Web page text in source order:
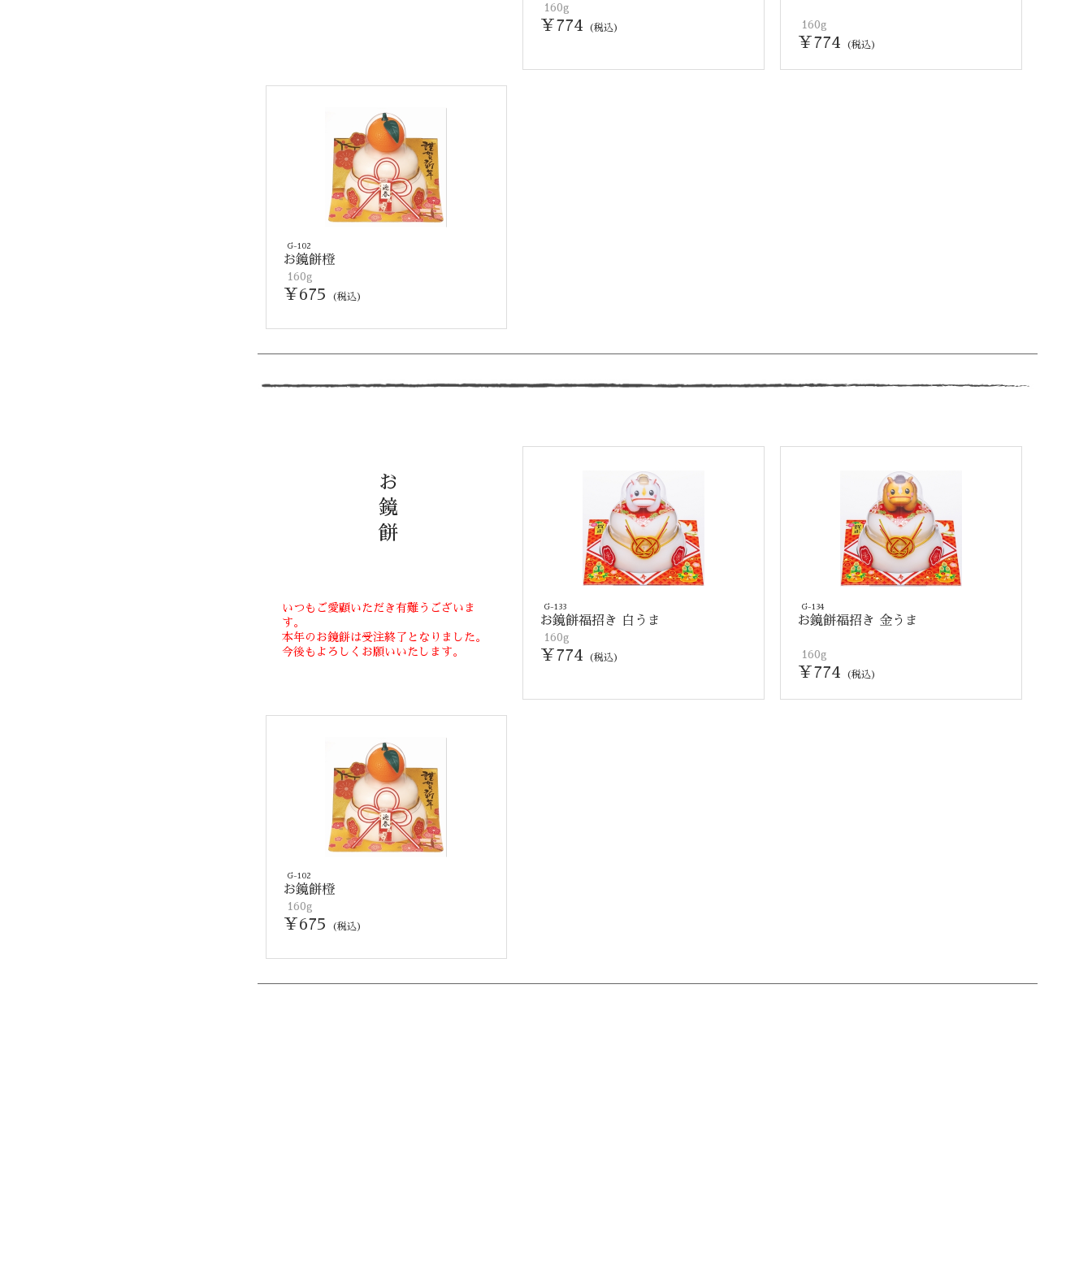
160g
￥774 (税込) 160g
￥774 (税込)
G-102
お鏡餅橙
160g
￥675 (税込)
お
鏡
餅
いつもご愛顧いただき有難うございま
す。
本年のお鏡餅は受注終了となりました。
今後もよろしくお願いいたします。
G-133
お鏡餅福招き 白うま
160g
￥774 (税込)
G-134
お鏡餅福招き 金うま
160g
￥774 (税込)
G-102
お鏡餅橙
160g
￥675 (税込)